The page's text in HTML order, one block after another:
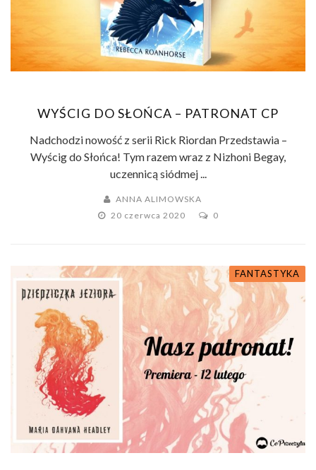
WYŚCIG DO SŁOŃCA – PATRONAT CP
Nadchodzi nowość z serii Rick Riordan Przedstawia –
Wyścig do Słońca! Tym razem wraz z Nizhoni Begay,
uczennicą siódmej ...
ANNA ALIMOWSKA
20 czerwca 2020
0
FANTASTYKA